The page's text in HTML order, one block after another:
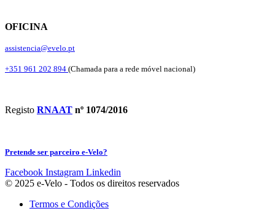
OFICINA
assistencia@evelo.pt
+351 961 202 894 (Chamada para a rede móvel nacional)
Registo RNAAT nº 1074/2016
Pretende ser parceiro e-Velo?
Facebook Instagram Linkedin
© 2025 e-Velo - Todos os direitos reservados
Termos e Condições